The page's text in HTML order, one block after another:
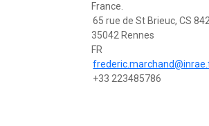
France.
65 rue de St Brieuc, CS
35042 Rennes
FR
+33 223485786